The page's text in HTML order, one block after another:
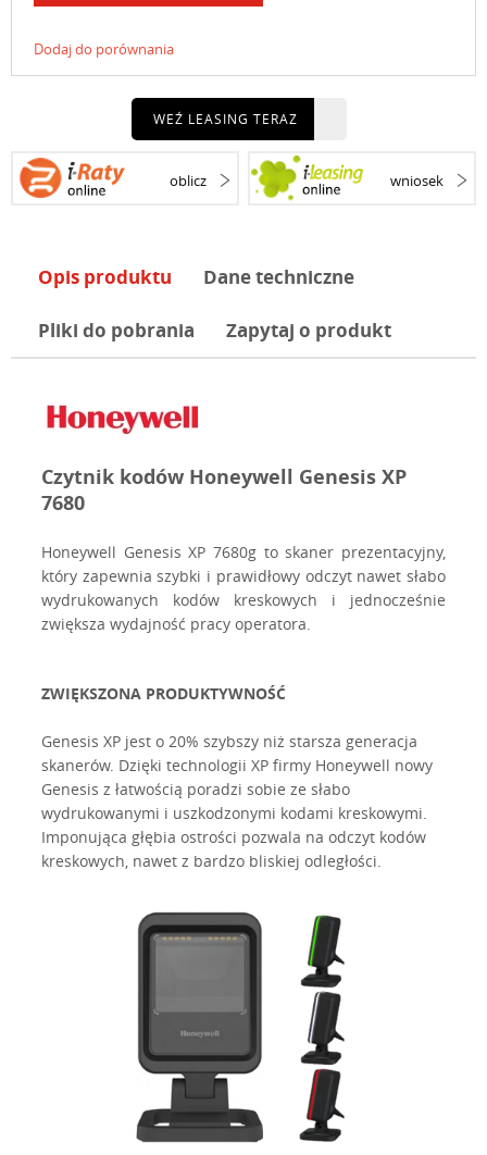
Dodaj do porównania
WEŹ LEASING TERAZ
oblicz wniosek
Opis produktu Dane techniczne
Pliki do pobrania Zapytaj o produkt
Czytnik kodów Honeywell Genesis XP
7680
Honeywell Genesis XP 7680g to skaner prezentacyjny,
który zapewnia szybki i prawidłowy odczyt nawet słabo
wydrukowanych kodów kreskowych i jednocześnie
zwiększa wydajność pracy operatora.
ZWIĘKSZONA PRODUKTYWNOŚĆ
Genesis XP jest o 20% szybszy niż starsza generacja
skanerów. Dzięki technologii XP firmy Honeywell nowy
Genesis z łatwością poradzi sobie ze słabo
wydrukowanymi i uszkodzonymi kodami kreskowymi.
Imponująca głębia ostrości pozwala na odczyt kodów
kreskowych, nawet z bardzo bliskiej odległości.